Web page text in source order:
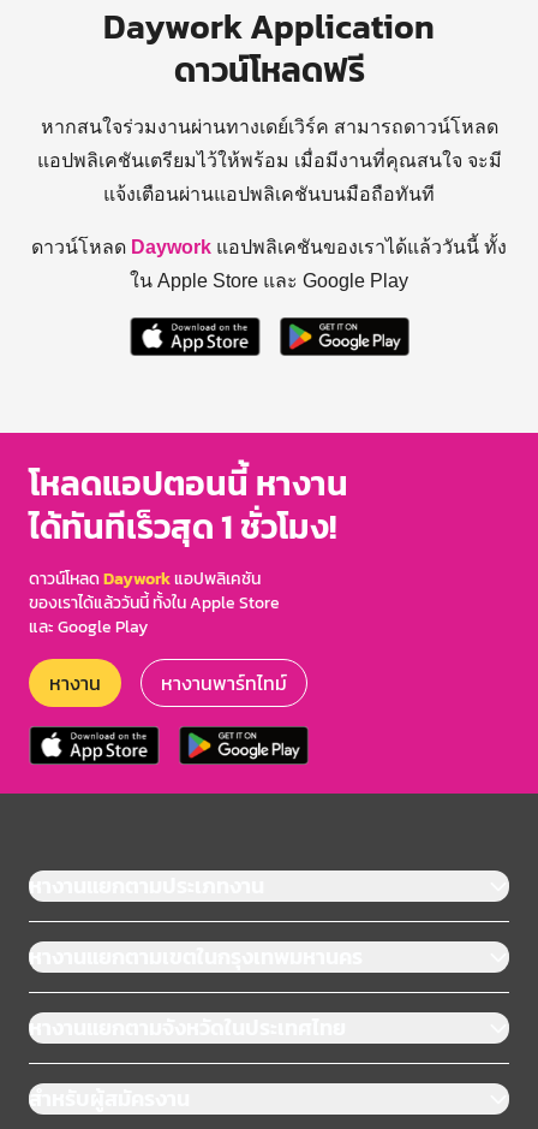
Daywork Application
ดาวน์โหลดฟรี
หากสนใจร่วมงานผ่านทางเดย์เวิร์ค สามารถดาวน์โหลด
แอปพลิเคชันเตรียมไว้ให้พร้อม เมื่อมีงานที่คุณสนใจ จะมี
แจ้งเตือนผ่านแอปพลิเคชันบนมือถือทันที
ดาวน์โหลด Daywork แอปพลิเคชันของเราได้แล้ววันนี้ ทั้ง
ใน Apple Store และ Google Play
โหลดแอปตอนนี้ หางาน
ได้ทันทีเร็วสุด 1 ชั่วโมง!
ดาวน์โหลดDayworkแอปพลิเคชัน
ของเราได้แล้ววันนี้ ทั้งใน Apple Store
และ Google Play
หางาน หางานพาร์ทไทม์
หางานแยกตามประเภทงาน
หางานแยกตามเขตในกรุงเทพมหานคร
หางานแยกตามจังหวัดในประเทศไทย
สำหรับผู้สมัครงาน